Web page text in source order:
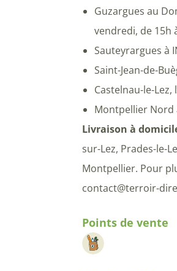
Guzargues au
vendredi, de 15h
Sauteyrargues à
Saint-Jean-de-
Castelnau-le-
Montpellier Nord
Livraison à
sur-Lez, Prades-le-
Montpellier. Pour
contact@terroir-
Points de vente